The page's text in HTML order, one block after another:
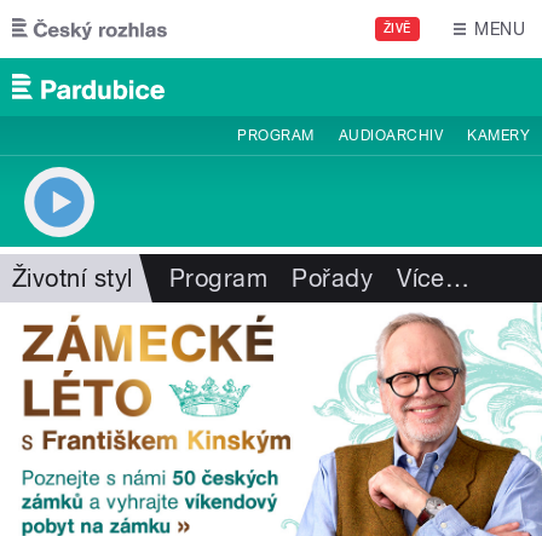
Přejít k hlavnímu obsahu
ŽIVĚ MENU
PROGRAM AUDIOARCHIV KAMERY
Životní styl Program Pořady Více…